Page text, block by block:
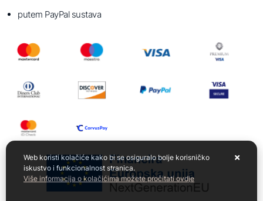
putem PayPal sustava
Web koristi kolačiće kako bi se osiguralo bolje korisničko
iskustvo i funkcionalnost stranica.
Više informacija o kolačićima možete pročitati ovdje